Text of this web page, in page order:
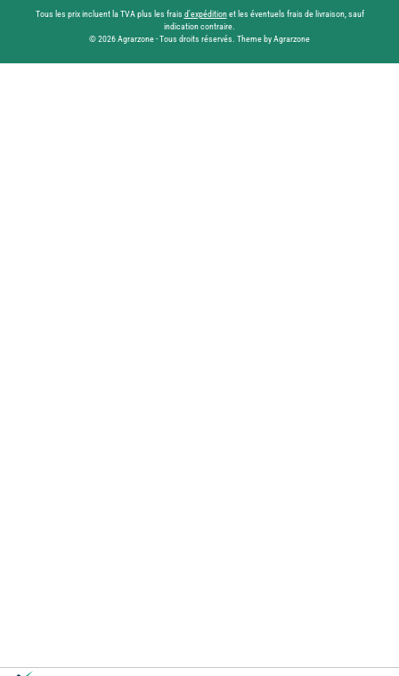
Tous les prix incluent la TVA plus les frais d'expéditionet les éventuels frais de livraison, sauf
indication contraire.
© 2026 Agrarzone - Tous droits réservés. Theme by Agrarzone